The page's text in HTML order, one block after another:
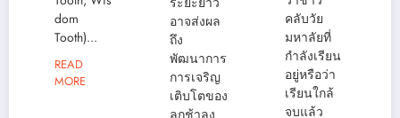
dom
Tooth)...
READ
MORE
อาจส่งผล
ถึง
พัฒนาการ
การเจริญ
เติบโตของ
คลับวัย
มหาลัยที่
กำลังเรียน
อยู่หรือว่า
เรียนใกล้
จบแล้ว